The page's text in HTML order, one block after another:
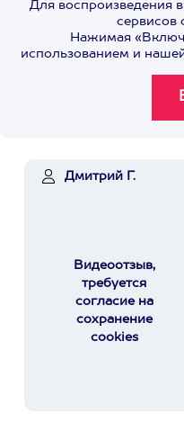
Для воспроизведения
сервисов
Нажимая
использованием и
Дмитрий Г.
Видеоотзыв,
требуется
согласие на
сохранение
cookies